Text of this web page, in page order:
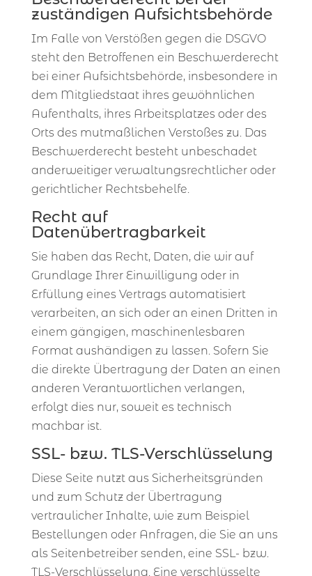
zuständigen Aufsichtsbehörde
Im Falle von Verstößen gegen die DSGVO
steht den Betroffenen ein Beschwerderecht
bei einer Aufsichtsbehörde, insbesondere in
dem Mitgliedstaat ihres gewöhnlichen
Aufenthalts, ihres Arbeitsplatzes oder des
Orts des mutmaßlichen Verstoßes zu. Das
Beschwerderecht besteht unbeschadet
anderweitiger verwaltungsrechtlicher oder
gerichtlicher Rechtsbehelfe.
Recht auf
Datenübertragbarkeit
Sie haben das Recht, Daten, die wir auf
Grundlage Ihrer Einwilligung oder in
Erfüllung eines Vertrags automatisiert
verarbeiten, an sich oder an einen Dritten in
einem gängigen, maschinenlesbaren
Format aushändigen zu lassen. Sofern Sie
die direkte Übertragung der Daten an einen
anderen Verantwortlichen verlangen,
erfolgt dies nur, soweit es technisch
machbar ist.
SSL- bzw. TLS-Verschlüsselung
Diese Seite nutzt aus Sicherheitsgründen
und zum Schutz der Übertragung
vertraulicher Inhalte, wie zum Beispiel
Bestellungen oder Anfragen, die Sie an uns
als Seitenbetreiber senden, eine SSL- bzw.
TLS-Verschlüsselung. Eine verschlüsselte